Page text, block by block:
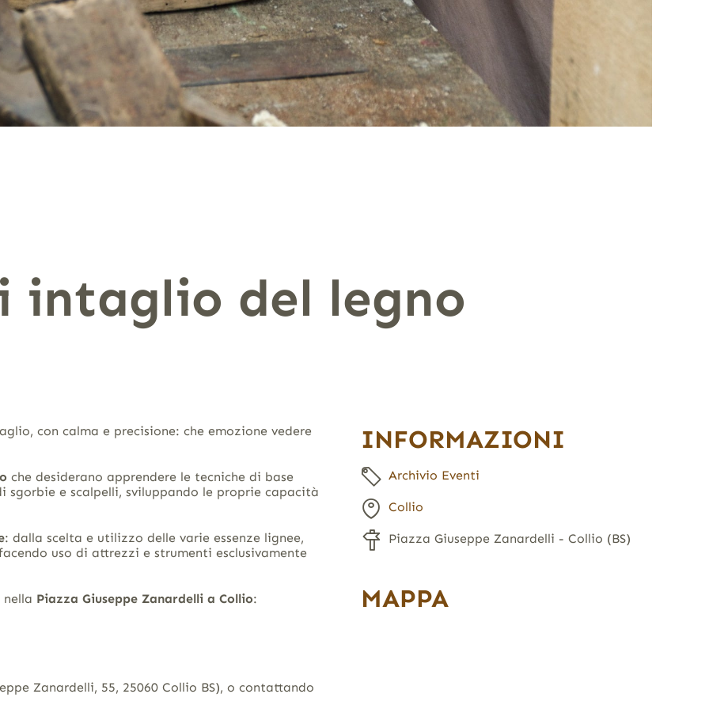
intaglio del legno
con calma e precisione: che emozione vedere
che desiderano apprendere le tecniche di base
sgorbie e scalpelli, sviluppando le proprie capacità
: dalla scelta e utilizzo delle varie essenze lignee,
uso di attrezzi e strumenti esclusivamente
Piazza Giuseppe Zanardelli a Collio:
Zanardelli, 55, 25060 Collio BS), o contattando
INFORMAZIONI
Archivio Eventi
Collio
Piazza Giuseppe Zanardelli - Collio (BS)
MAPPA